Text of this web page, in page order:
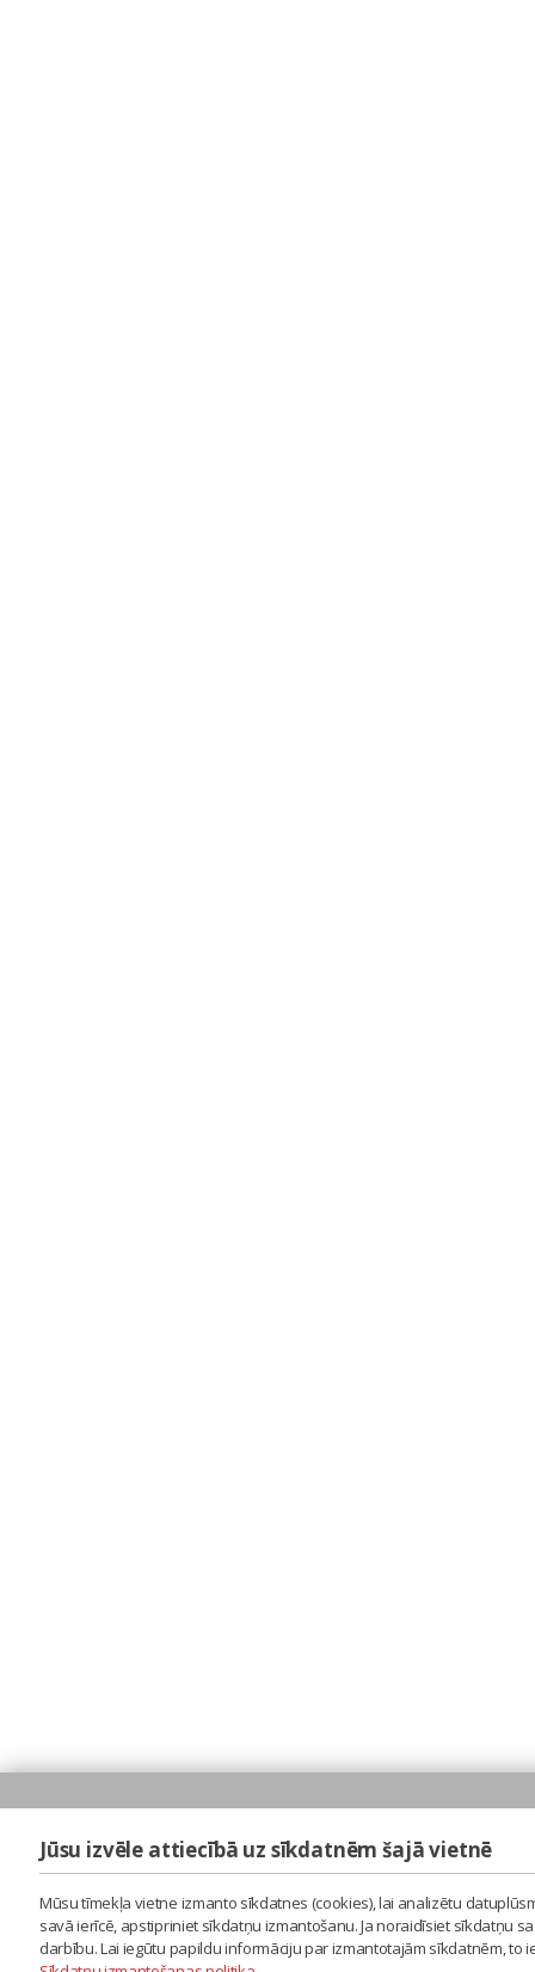
Jūsu izvēle attiecībā uz sīkdatnēm šajā vietnē
Mūsu tīmekļa vietne izmanto sīkdatnes (cookies), lai analizētu
savā ierīcē, apstipriniet sīkdatņu izmantošanu. Ja noraidīsiet sīkdatņu
darbību. Lai iegūtu papildu informāciju par izmantotajām sīkdatnēm,